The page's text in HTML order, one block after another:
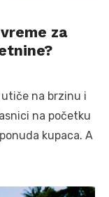
za
na brzinu i
na početku
kupaca. A